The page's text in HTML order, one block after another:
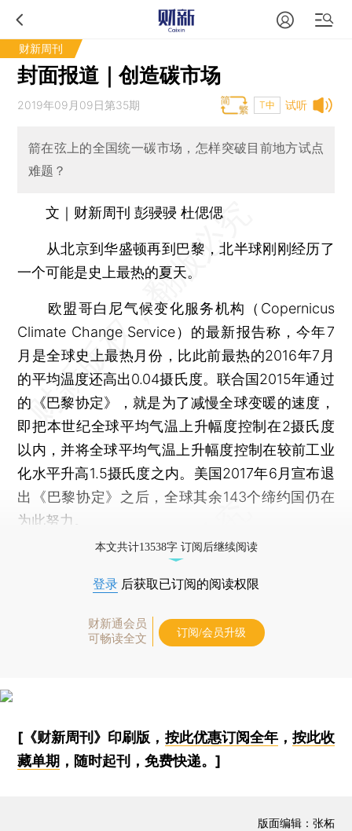
财新周刊
封面报道｜创造碳市场
试听
2019年09月09日第35期 T中
箭在弦上的全国统一碳市场，怎样突破目前地方试点
难题？
文｜财新周刊 彭骎骎 杜偲偲
从北京到华盛顿再到巴黎，北半球刚刚经历了
一个可能是史上最热的夏天。
欧盟哥白尼气候变化服务机构（Copernicus
Climate Change Service）的最新报告称，今年7
月是全球史上最热月份，比此前最热的2016年7月
的平均温度还高出0.04摄氏度。联合国2015年通过
的《巴黎协定》，就是为了减慢全球变暖的速度，
即把本世纪全球平均气温上升幅度控制在2摄氏度
以内，并将全球平均气温上升幅度控制在较前工业
化水平升高1.5摄氏度之内。美国2017年6月宣布退
出《巴黎协定》之后，全球其余143个缔约国仍在
为此努力。
本文共计13538字 订阅后继续阅读
登录 后获取已订阅的阅读权限
财新通会员
可畅读全文
订阅/会员升级
[《财新周刊》印刷版， 按此优惠订阅全年， 按此收
藏单期 ，随时起刊，免费快递。]
版面编辑：张柘